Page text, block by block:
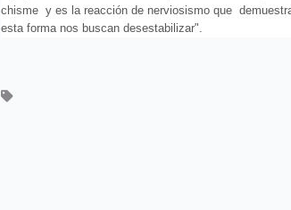
chisme y es la reacción de nerviosismo que
esta forma nos buscan desestabilizar".